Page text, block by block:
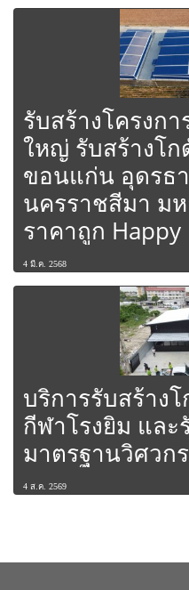
รับสร้างโครงก
ใหญ่ รับสร้างโก
ขอนแก่น อุดรธ
นครราชสีมา ม
ราคาถูก Happy
4 มี.ค. 2568
บริการรับสร้าง
กีฬาโรงยิม แล
มาตรฐานวิศวก
4 ส.ค. 2569